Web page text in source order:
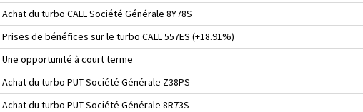
Achat du turbo CALL Société Générale 8Y78S
Prises de bénéfices sur le turbo CALL 557ES (+18.91%)
Une opportunité à court terme
Achat du turbo PUT Société Générale Z38PS
Achat du turbo PUT Société Générale 8R73S